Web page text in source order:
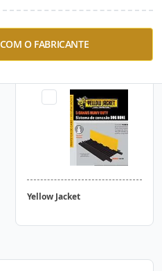
O FABRICANTE
Yellow Jacket